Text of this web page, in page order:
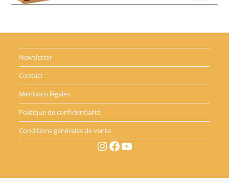
Newsletter
Contact
Mentions légales
Politique de confidentialité
Conditions générales de vente
Instagram Facebook YouTube